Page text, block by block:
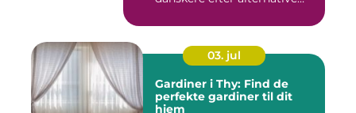
03. jul
Gardiner i Thy: Find de
perfekte gardiner til dit
hjem